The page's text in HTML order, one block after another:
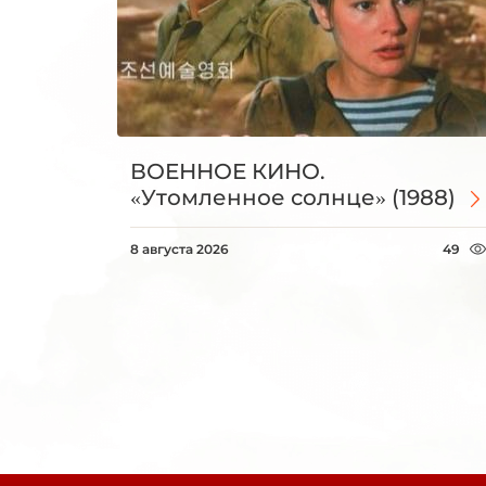
ВОЕННОЕ КИНО.
«Утомленное солнце» (1988)
8 августа 2026 49